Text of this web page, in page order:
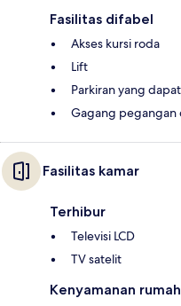
Fasilitas difabel
Akses kursi roda
Lift
Parkiran yang
Gagang pegangan
Fasilitas kamar
Terhibur
Televisi LCD
TV satelit
Kenyamanan rumah